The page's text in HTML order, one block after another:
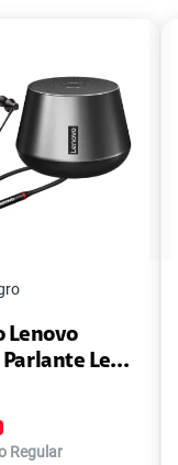
Lenovo
Parlante Le...
Regular